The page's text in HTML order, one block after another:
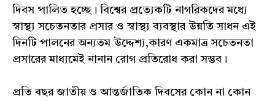
দিবস পালিত হচ্ছে। বিশ্বের প্রত্যেকটি নাগরিকদের মধ্যে
স্বাস্থ্য সচেতনতার প্রসার ও স্বাস্থ্য ব্যবস্থার উন্নতি সাধন এই
দিনটি পালনের অন্যতম উদ্দেশ্য,কারণ একমাত্র সচেতনতা
প্রসারের মাধ্যমেই নানান রোগ প্রতিরোধ করা সম্ভব।
প্রতি বছর জাতীয় ও আন্তর্জাতিক দিবসের কোন না কোন